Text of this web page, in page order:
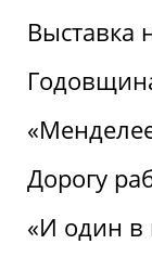
Выставка
Дорогу
«И один в